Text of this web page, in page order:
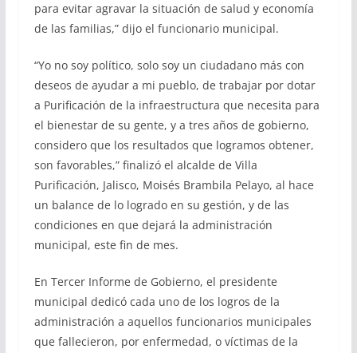
para evitar agravar la situación de salud y economía
de las familias,” dijo el funcionario municipal.
“Yo no soy político, solo soy un ciudadano más con
deseos de ayudar a mi pueblo, de trabajar por dotar
a Purificación de la infraestructura que necesita para
el bienestar de su gente, y a tres años de gobierno,
considero que los resultados que logramos obtener,
son favorables,” finalizó el alcalde de Villa
Purificación, Jalisco, Moisés Brambila Pelayo, al hace
un balance de lo logrado en su gestión, y de las
condiciones en que dejará la administración
municipal, este fin de mes.
En Tercer Informe de Gobierno, el presidente
municipal dedicó cada uno de los logros de la
administración a aquellos funcionarios municipales
que fallecieron, por enfermedad, o víctimas de la